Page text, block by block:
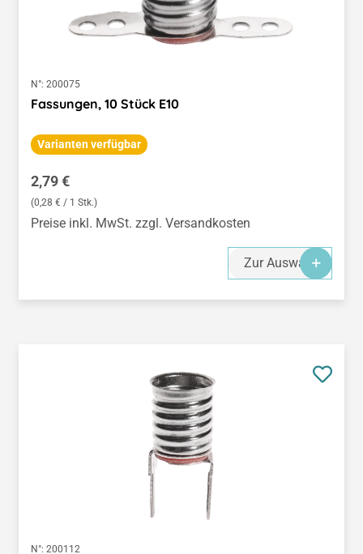
N°: 200075
Fassungen, 10 Stück E10
Varianten verfügbar
Regulärer Preis:
2,79 €
(0,28 € / 1 Stk.)
Preise inkl. MwSt. zzgl. Versandkosten
Zur Auswahl
N°: 200112